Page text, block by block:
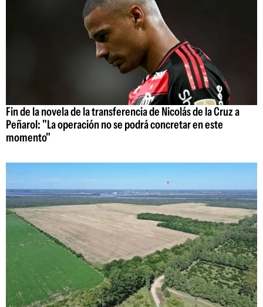
Fin de la novela de la transferencia de Nicolás de la Cruz a
Peñarol: "La operación no se podrá concretar en este
momento"